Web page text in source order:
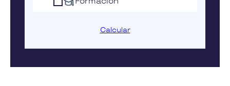
Calcular